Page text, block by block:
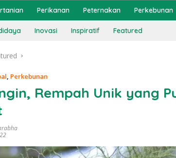
Perikanan Peternakan Perkebunan
Inovasi Inspiratif Featured
, Perkebunan
Rempah Unik yang